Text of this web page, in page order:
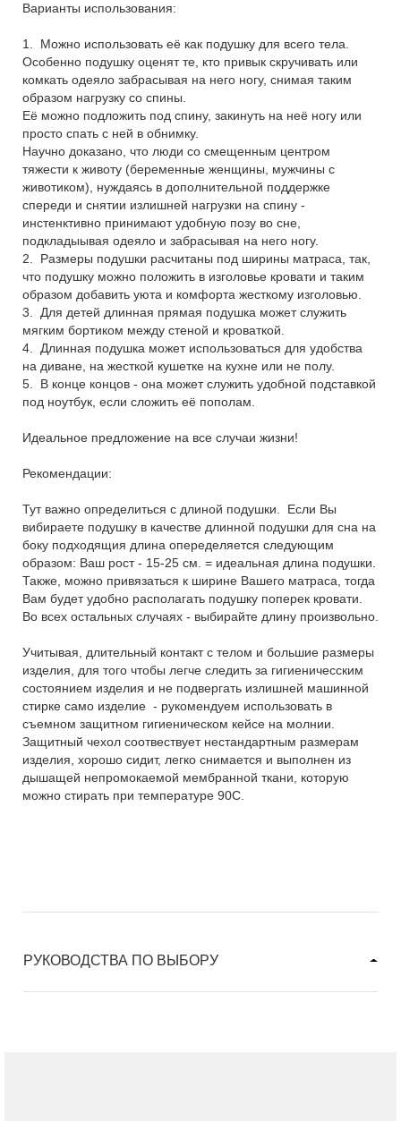
Варианты использования:
1. Можно использовать её как подушку для всего тела.
Особенно подушку оценят те, кто привык скручивать или
комкать одеяло забрасывая на него ногу, снимая таким
образом нагрузку со спины.
Её можно подложить под спину, закинуть на неё ногу или
просто спать с ней в обнимку.
Научно доказано, что люди со смещенным центром
тяжести к животу (беременные женщины, мужчины с
животиком), нуждаясь в дополнительной поддержке
спереди и снятии излишней нагрузки на спину -
инстенктивно принимают удобную позу во сне,
подкладыывая одеяло и забрасывая на него ногу.
2. Размеры подушки расчитаны под ширины матраса, так,
что подушку можно положить в изголовье кровати и таким
образом добавить уюта и комфорта жесткому изголовью.
3. Для детей длинная прямая подушка может служить
мягким бортиком между стеной и кроваткой.
4. Длинная подушка может использоваться для удобства
на диване, на жесткой кушетке на кухне или не полу.
5. В конце концов - она может служить удобной подставкой
под ноутбук, если сложить её пополам.
Идеальное предложение на все случаи жизни!
Рекомендации:
Тут важно определиться с длиной подушки. Если Вы
вибираете подушку в качестве длинной подушки для сна на
боку подходящия длина опеределяется следующим
образом: Ваш рост - 15-25 см. = идеальная длина подушки.
Также, можно привязаться к ширине Вашего матраса, тогда
Вам будет удобно располагать подушку поперек кровати.
Во всех остальных случаях - выбирайте длину произвольно.
Учитывая, длительный контакт с телом и большие размеры
изделия, для того чтобы легче следить за гигиеничесским
состоянием изделия и не подвергать излишней машинной
стирке само изделие - рукомендуем использовать в
съемном защитном гигиеническом кейсе на молнии.
Защитный чехол соотвествует нестандартным размерам
изделия, хорошо сидит, легко снимается и выполнен из
дышащей непромокаемой мембранной ткани, которую
можно стирать при температуре 90С.
РУКОВОДСТВА ПО ВЫБОРУ